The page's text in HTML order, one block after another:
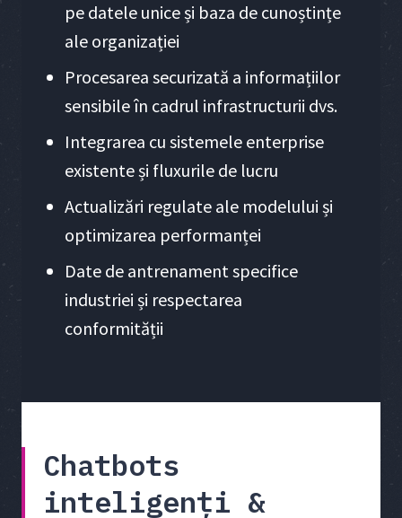
pe datele unice și baza de cunoștințe
ale organizației
Procesarea securizată a informațiilor
sensibile în cadrul infrastructurii dvs.
Integrarea cu sistemele enterprise
existente și fluxurile de lucru
Actualizări regulate ale modelului și
optimizarea performanței
Date de antrenament specifice
industriei și respectarea
conformității
Chatbots
inteligenți &